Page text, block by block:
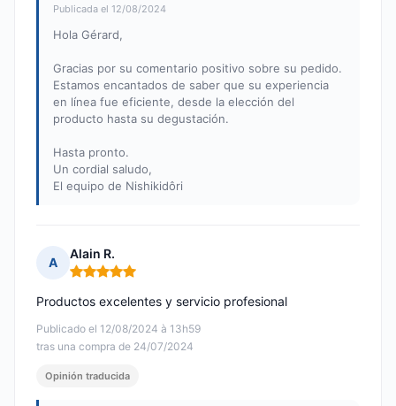
Publicada el 12/08/2024
Hola Gérard,
Gracias por su comentario positivo sobre su pedido.
Estamos encantados de saber que su experiencia
en línea fue eficiente, desde la elección del
producto hasta su degustación.
Hasta pronto.
Un cordial saludo,
El equipo de Nishikidôri
A
Alain R.
Nota: 5 de 5
Publicado el 12/08/2024 à 13h59
tras una compra de 24/07/2024
Productos excelentes y servicio profesional
Opinión traducida